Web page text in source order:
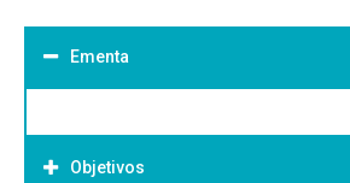
Ementa
Objetivos